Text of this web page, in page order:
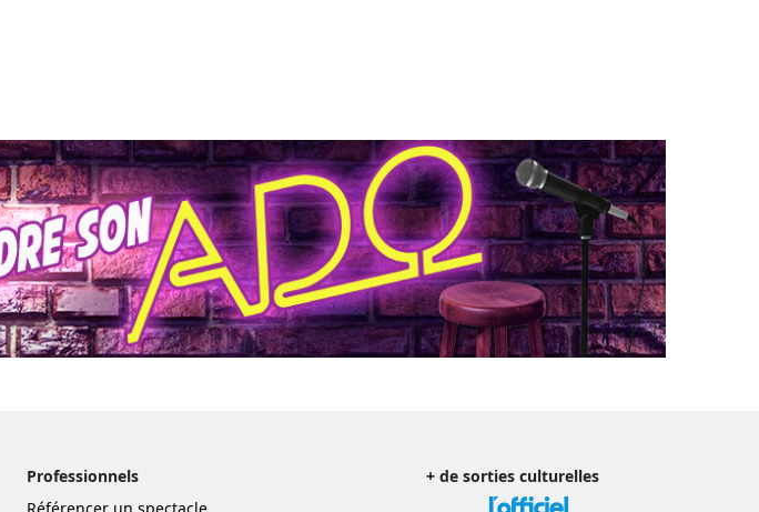
Professionnels
Référencer un spectacle
+ de sorties culturelles